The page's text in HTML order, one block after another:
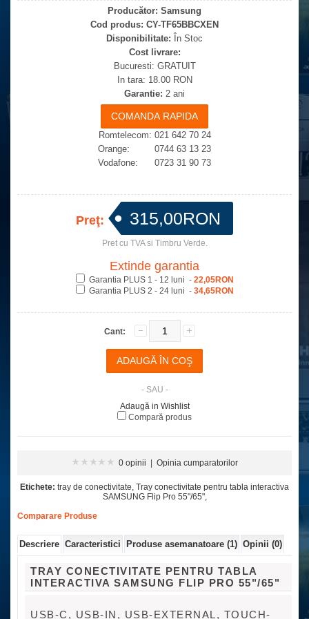
Producător: Samsung
Cod produs: CY-TF65BBCXEN
Disponibilitate: În Stoc
Cost livrare:
Bucuresti: GRATUIT
In tara: 18.00 RON
Garantie: 2 ani
Romtelecom: 021 642 70 24
Orange: 0744 63 13 23
Vodafone: 0723 31 90 73
Preţ: 315,00RON
Pret cu TVA si Timbru Verde.
Extinde garantia
Garantia PLUS 1 - 12 luni - 22,05RON
Garantia PLUS 2 - 24 luni - 34,65RON
Cant:
- SAU -
Adaugă in Wishlist
Compară produs
0 opinii Opinia cumparatorilor
Etichete: tray de conectivitate, Tray conectivitate pentru tabla interactiva
SAMSUNG Flip Pro 55"/65",
Comparare Produse
Descriere Caracteristici Produse asemanatoare (1) Opinii (0)
TRAY CONECTIVITATE PENTRU TABLA
INTERACTIVA SAMSUNG FLIP PRO 55"/65"
USB-C, USB-IN, USB-EXTERNAL, TOUCH-